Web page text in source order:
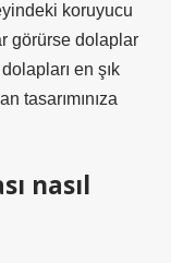
koruyucu
görürse dolaplar
en şık
tasarımınıza
nasıl